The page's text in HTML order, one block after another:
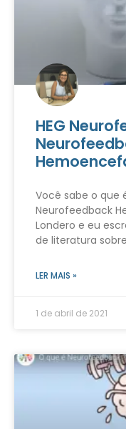
HEG
Você sabe o que
Neurofeedback
Londero e eu
de literatura
LER MAIS »
1 de abril de 2021